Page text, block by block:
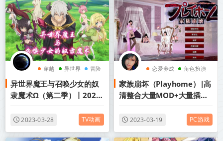
穿越 异世界 冒险
异世界魔王与召唤少女的奴
隶魔术Ω（第二季）丨2021
年4月番剧丨阿里云盘/百度
网盘2023-03-28 TV动画
恋爱养成 角色扮演
后宫
家族崩坏（Playhome）|高
清整合大量MOD+大量插件|
官方简体中文|百度网盘/天
翼云2023-03-19 PC游戏